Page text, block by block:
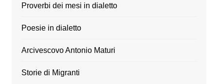
Proverbi dei mesi in dialetto
Poesie in dialetto
Arcivescovo Antonio Maturi
Storie di Migranti